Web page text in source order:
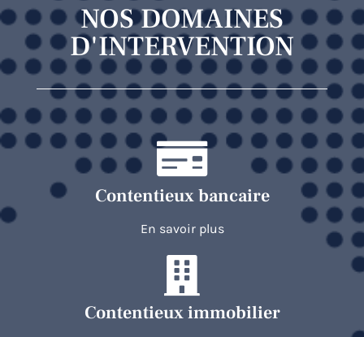
NOS DOMAINES
D'INTERVENTION
Contentieux bancaire
En savoir plus
Contentieux immobilier